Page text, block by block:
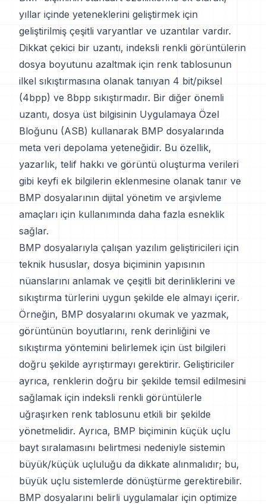
yıllar içinde yeteneklerini geliştirmek için
geliştirilmiş çeşitli varyantlar ve uzantılar vardır.
Dikkat çekici bir uzantı, indeksli renkli görüntülerin
dosya boyutunu azaltmak için renk tablosunun
ilkel sıkıştırmasına olanak tanıyan 4 bit/piksel
(4bpp) ve 8bpp sıkıştırmadır. Bir diğer önemli
uzantı, dosya üst bilgisinin Uygulamaya Özel
Bloğunu (ASB) kullanarak BMP dosyalarında
meta veri depolama yeteneğidir. Bu özellik,
yazarlık, telif hakkı ve görüntü oluşturma verileri
gibi keyfi ek bilgilerin eklenmesine olanak tanır ve
BMP dosyalarının dijital yönetim ve arşivleme
amaçları için kullanımında daha fazla esneklik
sağlar.
BMP dosyalarıyla çalışan yazılım geliştiricileri için
teknik hususlar, dosya biçiminin yapısının
nüanslarını anlamak ve çeşitli bit derinliklerini ve
sıkıştırma türlerini uygun şekilde ele almayı içerir.
Örneğin, BMP dosyalarını okumak ve yazmak,
görüntünün boyutlarını, renk derinliğini ve
sıkıştırma yöntemini belirlemek için üst bilgileri
doğru şekilde ayrıştırmayı gerektirir. Geliştiriciler
ayrıca, renklerin doğru bir şekilde temsil edilmesini
sağlamak için indeksli renkli görüntülerle
uğraşırken renk tablosunu etkili bir şekilde
yönetmelidir. Ayrıca, BMP biçiminin küçük uçlu
bayt sıralamasını belirtmesi nedeniyle sistemin
büyük/küçük uçluluğu da dikkate alınmalıdır; bu,
büyük uçlu sistemlerde dönüştürme gerektirebilir.
BMP dosyalarını belirli uygulamalar için optimize